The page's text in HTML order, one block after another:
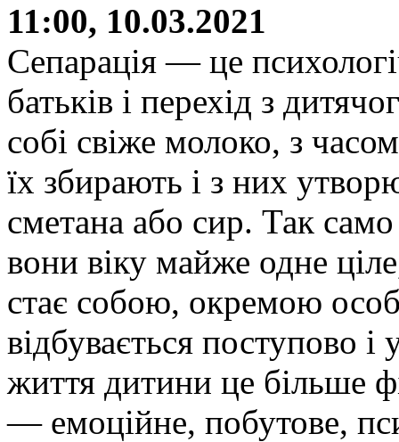
11:00, 10.03.2021
Сепарація — це
батьків і перехід з
собі свіже молоко, з
їх збирають і з них
сметана або сир. Так
вони віку майже одне
стає собою, окремою
відбувається поступово
життя дитини це більше
— емоційне, побутове,